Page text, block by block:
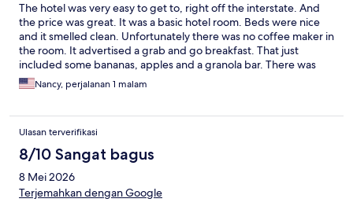
The hotel was very easy to get to, right off the interstate. And
the price was great. It was a basic hotel room. Beds were nice
and it smelled clean. Unfortunately there was no coffee maker in
the room. It advertised a grab and go breakfast. That just
included some bananas, apples and a granola bar. There was
coffee in lobby.
Nancy, perjalanan 1 malam
Ulasan terverifikasi
8/10 Sangat bagus
8 Mei 2026
Terjemahkan dengan Google